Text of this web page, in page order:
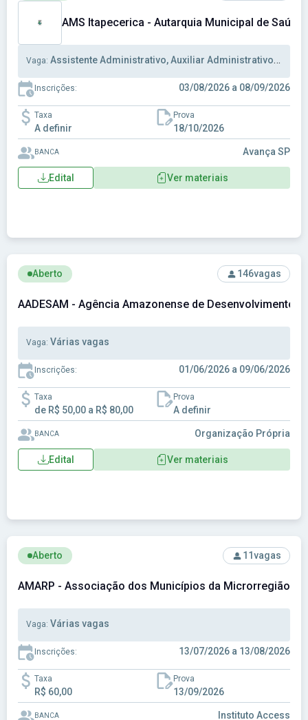
AMS Itapecerica - Autarquia Municipal de
Vaga: Assistente Administrativo, Auxiliar Administrativo, Auxiliar Enfermagem
Inscrições: 03/08/2026 a 08/09/2026
Taxa
A definir
Prova
18/10/2026
BANCA Avança SP
Edital Ver materiais
Ver concurso: AADESAM - Agência Amazonense de
Aberto 146vagas
AADESAM - Agência Amazonense de Desenvolvimento
Vaga: Várias vagas
Inscrições: 01/06/2026 a 09/06/2026
Taxa
de R$ 50,00 a R$ 80,00
Prova
A definir
BANCA Organização Própria
Edital Ver materiais
Ver concurso: AMARP - Associação dos Municípios da
Aberto 11vagas
AMARP - Associação dos Municípios da Microrregião do
Vaga: Várias vagas
Inscrições: 13/07/2026 a 13/08/2026
Taxa
R$ 60,00
Prova
13/09/2026
BANCA Instituto Access